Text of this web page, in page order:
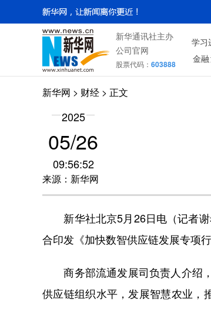
新华通讯社主办
公司官网
股票代码： 603888
学习
金融
新华网 > 财经 > 正文
2025
05/26
09:56:52
来源：新华网
新华社北京5月26日电（记者谢
合印发《加快数智供应链发展专项行
商务部流通发展司负责人介绍，
供应链组织水平，发展智慧农业，